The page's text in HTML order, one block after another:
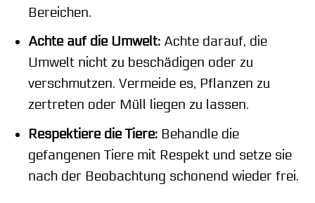
Bereichen.
Achte auf die Umwelt:Achte darauf, die
Umwelt nicht zu beschädigen oder zu
verschmutzen. Vermeide es, Pflanzen zu
zertreten oder Müll liegen zu lassen.
Respektiere die Tiere:Behandle die
gefangenen Tiere mit Respekt und setze sie
nach der Beobachtung schonend wieder frei.